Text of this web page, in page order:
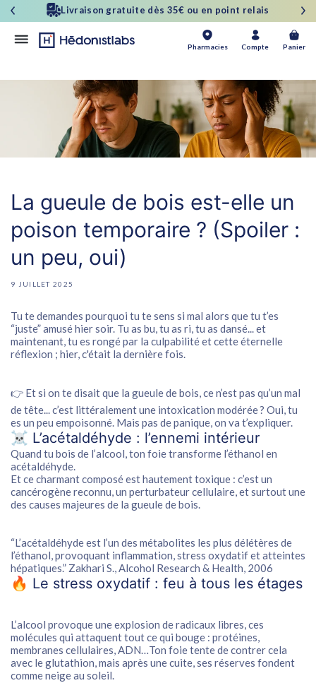
passer
contenu
Livraison gratuite dès 35€ ou en point relais
Pharmacies Compte Panier
Panier
La gueule de bois est-elle un
poison temporaire ? (Spoiler :
un peu, oui)
9 JUILLET 2025
Tu te demandes pourquoi tu te sens si mal alors que tu t’es
“juste” amusé hier soir. Tu as bu, tu as ri, tu as dansé... et
maintenant, tu es rongé par la culpabilité et cette éternelle
réflexion ; hier, c'était la dernière fois.
👉 Et si on te disait que la gueule de bois, ce n’est pas qu’un mal
de tête... c’est littéralement une intoxication modérée ? Oui,tu
es un peu empoisonné. Mais pas de panique, on va t’expliquer.
☠️ L’acétaldéhyde : l’ennemi intérieur
Quand tu bois de l’alcool, ton foie transforme l’éthanol en
acétaldéhyde.
Et ce charmant composé esthautement toxique : c’est un
cancérogène reconnu, un perturbateur cellulaire, et surtout une
des causes majeures de la gueule de bois.
“L’acétaldéhyde est l’un des métabolites les plus délétères de
l’éthanol, provoquant inflammation, stress oxydatif et atteintes
hépatiques.” Zakhari S.,Alcohol Research & Health, 2006
🔥 Le stress oxydatif : feu à tous les étages
L’alcool provoque une explosion de radicaux libres, ces
molécules qui attaquent tout ce qui bouge : protéines,
membranes cellulaires, ADN…Ton foie tente de contrer cela
avec leglutathion, mais après une cuite, ses réserves fondent
comme neige au soleil.